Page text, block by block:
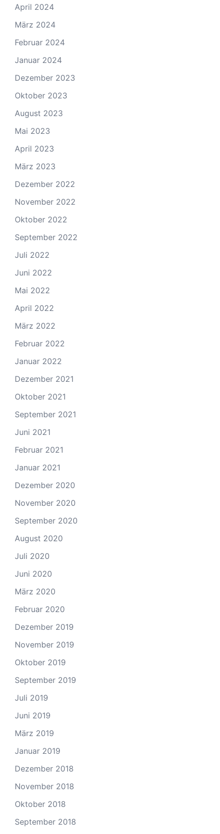
April 2024
März 2024
Februar 2024
Januar 2024
Dezember 2023
Oktober 2023
August 2023
Mai 2023
April 2023
März 2023
Dezember 2022
November 2022
Oktober 2022
September 2022
Juli 2022
Juni 2022
Mai 2022
April 2022
März 2022
Februar 2022
Januar 2022
Dezember 2021
Oktober 2021
September 2021
Juni 2021
Februar 2021
Januar 2021
Dezember 2020
November 2020
September 2020
August 2020
Juli 2020
Juni 2020
März 2020
Februar 2020
Dezember 2019
November 2019
Oktober 2019
September 2019
Juli 2019
Juni 2019
März 2019
Januar 2019
Dezember 2018
November 2018
Oktober 2018
September 2018